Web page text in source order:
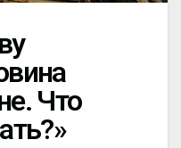
Что